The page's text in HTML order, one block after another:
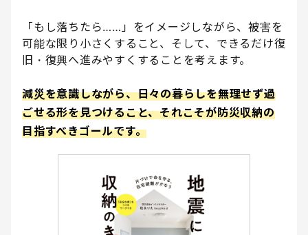
「もし落ちたら……」をイメージしながら、被害を
可能な限り小さくすること、そして、できるだけ復
旧・復興へ進みやすくすることを考えます。
減災を意識しながら、日々の暮らしを無理せず過
ごせる形を見つけること、それこそが防災収納の
目指すべきゴールです。